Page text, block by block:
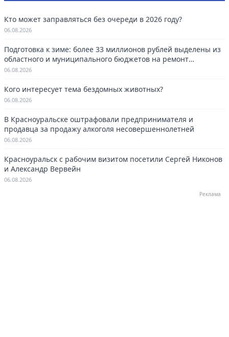
Кто может заправляться без очереди в 2026 году?
06.08.2026
Подготовка к зиме: более 33 миллионов рублей выделены из
областного и муниципального бюджетов на ремонт
котельных в Красноуральске.
06.08.2026
Кого интересует тема бездомных животных?
06.08.2026
В Красноуральске оштрафовали предпринимателя и
продавца за продажу алкоголя несовершеннолетней
06.08.2026
Красноуральск с рабочим визитом посетили Сергей Никонов
и Александр Вервейн
06.08.2026
Реклама